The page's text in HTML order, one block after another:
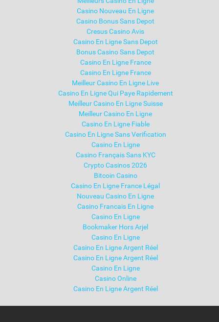
Casino Nouveau En Ligne
Casino Bonus Sans Depot
Cresus Casino Avis
Casino En Ligne Sans Depot
Bonus Casino Sans Depot
Casino En Ligne France
Casino En Ligne France
Meilleur Casino En Ligne Live
Casino En Ligne Qui Paye Rapidement
Meilleur Casino En Ligne Suisse
Meilleur Casino En Ligne
Casino En Ligne Fiable
Casino En Ligne Sans Verification
Casino En Ligne
Casino Français Sans KYC
Crypto Casinos 2026
Bitcoin Casino
Casino En Ligne France Légal
Nouveau Casino En Ligne
Casino Francais En Ligne
Casino En Ligne
Bookmaker Hors Arjel
Casino En Ligne
Casino En Ligne Argent Réel
Casino En Ligne Argent Réel
Casino En Ligne
Casino Online
Casino En Ligne Argent Réel